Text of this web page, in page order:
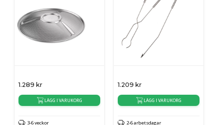
1.289 kr
LÄGG I VARUKORG
3-6 veckor
1.209 kr
LÄGG I VARUKORG
2-6 arbetsdagar